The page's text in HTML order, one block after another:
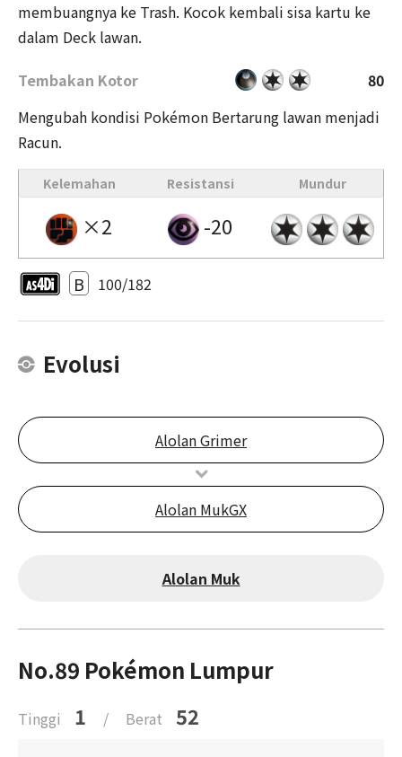
membuangnya ke Trash. Kocok kembali sisa kartu ke
dalam Deck lawan.
Tembakan Kotor
80
Mengubah kondisi Pokémon Bertarung lawan menjadi
Racun.
Kelemahan Resistansi Mundur
×2 -20
B 100/182
Evolusi
Alolan Grimer
Alolan MukGX
Alolan Muk
No.89 Pokémon Lumpur
Tinggi 1 / Berat 52